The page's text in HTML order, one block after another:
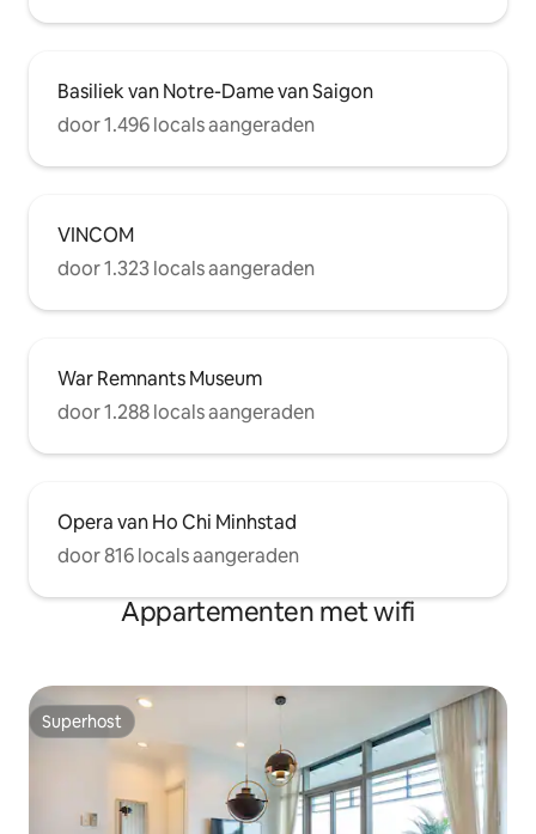
Minh City. 3 minuten naar Bitexco
liggen vlak voor de deur. Maak je klaar
om Saigon – Parel van het Verre Oosten
te verkennen!
Basiliek van Notre-Dame van Saigon
door 1.496 locals aangeraden
VINCOM
door 1.323 locals aangeraden
War Remnants Museum
door 1.288 locals aangeraden
Opera van Ho Chi Minhstad
door 816 locals aangeraden
Appartementen met wifi
Superhost
Superhost